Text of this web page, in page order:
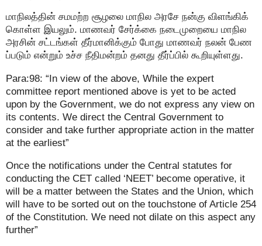
மாநிலத்தின் சமமற்ற சூழலை மாநில அரசே நன்கு விளங்கிக்
கொள்ள இயலும். மாணவர் சேர்க்கை நடைமுறையை மாநில
அரசின் சட்டங்கள் தீர்மானிக்கும் போது மாணவர் நலன் பேண
ப்படும் என்றும் உச்ச நீதிமன்றம் தனது தீர்ப்பில் கூறியுள்ளது.
Para:98: “In view of the above, While the expert
committee report mentioned above is yet to be acted
upon by the Government, we do not express any view on
its contents. We direct the Central Government to
consider and take further appropriate action in the matter
at the earliest”
Once the notifications under the Central statutes for
conducting the CET called ‘NEET’ become operative, it
will be a matter between the States and the Union, which
will have to be sorted out on the touchstone of Article 254
of the Constitution. We need not dilate on this aspect any
further”